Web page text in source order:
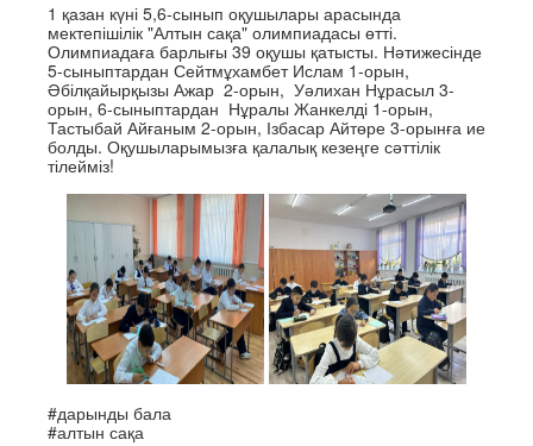
1 қазан күні 5,6-сынып оқушылары арасында
мектепішілік "Алтын сақа" олимпиадасы өтті.
Олимпиадаға барлығы 39 оқушы қатысты. Нәтижесінде
5-сыныптардан Сейтмұхамбет Ислам 1-орын,
Әбілқайырқызы Ажар 2-орын, Уәлихан Нұрасыл 3-
орын, 6-сыныптардан Нұралы Жанкелді 1-орын,
Тастыбай Айғаным 2-орын, Ізбасар Айтөре 3-орынға ие
болды. Оқушыларымызға қалалық кезеңге сәттілік
тілейміз!
#дарынды бала
#алтын сақа